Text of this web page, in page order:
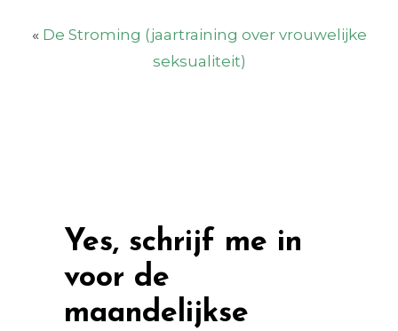
« De Stroming (jaartraining over vrouwelijke
seksualiteit)
Yes, schrijf me in
voor de
maandelijkse